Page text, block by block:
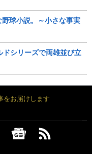
球小説。～小さな事実
ドシリーズで両雄並び立
をお届けします